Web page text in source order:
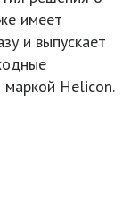
имеет
и выпускает
маркой Helicon.